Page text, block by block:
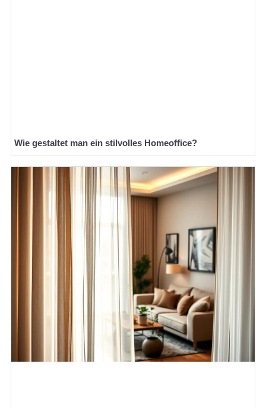
Wie gestaltet man ein stilvolles Homeoffice?